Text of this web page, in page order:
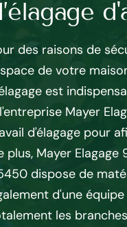
des raisons de
de votre
est
Mayer
d'élagage pour
plus, Mayer
dispose de
d'une
les